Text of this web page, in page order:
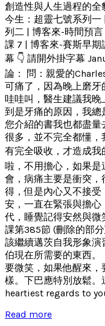
創造性與人生過程的
今生：超靈七號系列
列二 | 博客來-時間預
課 7 | 博客來-賽斯早
幕 👇 請開外掛字幕
論： 問：親愛的
可痛了，因為晚上磨
哇哇叫，醫生建議我
到是牙痛的原因，我總
您介紹的書我也都盡
很多，並不完全都懂
有完全吸收，才造成
啦，不用擔心，如果
會，病痛主要是衝突
得，但是內心又不接
安，一直在緊張與擔
代，睡覺記得安然與
課第385節 (刪除的部
該繼續邁茨自我形象演
伯現在所需要的東西
要微笑，如果他醒來
樣。下巴應特別放鬆
heartiest regards to
Read more